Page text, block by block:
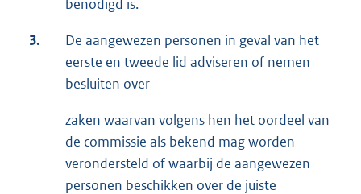
benodigd is.
3.
De aangewezen personen in geval van het
eerste en tweede lid adviseren of nemen
besluiten over
zaken waarvan volgens hen het oordeel van
de commissie als bekend mag worden
verondersteld of waarbij de aangewezen
personen beschikken over de juiste